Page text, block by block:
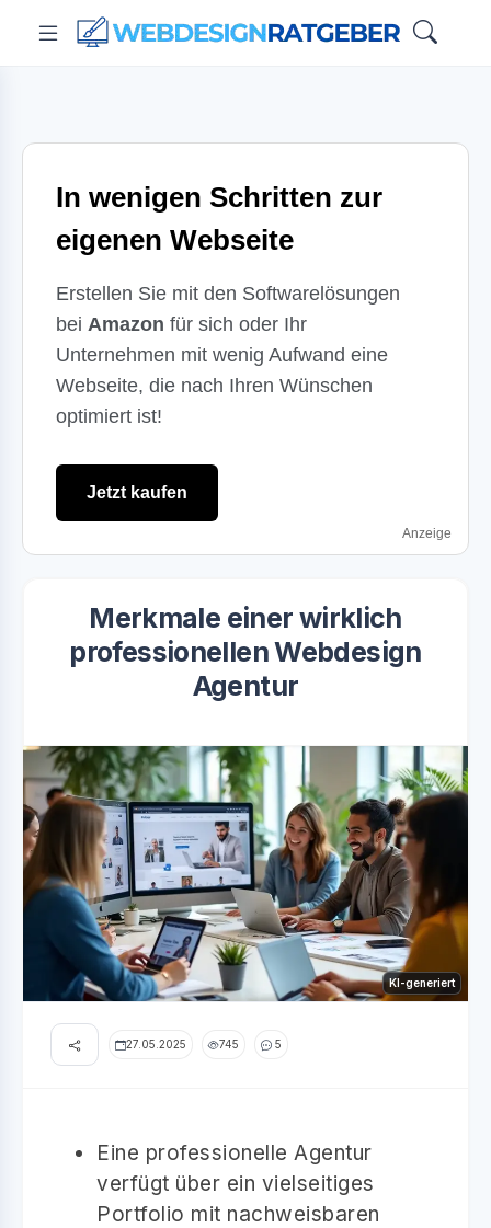
In wenigen Schritten zur
eigenen Webseite
Erstellen Sie mit den Softwarelösungen
bei Amazon für sich oder Ihr
Unternehmen mit wenig Aufwand eine
Webseite, die nach Ihren Wünschen
optimiert ist!
Jetzt kaufen
Anzeige
Merkmale einer wirklich
professionellen Webdesign
Agentur
KI-generiert
27.05.2025 745 5
Eine professionelle Agentur
verfügt über ein vielseitiges
Portfolio mit nachweisbaren